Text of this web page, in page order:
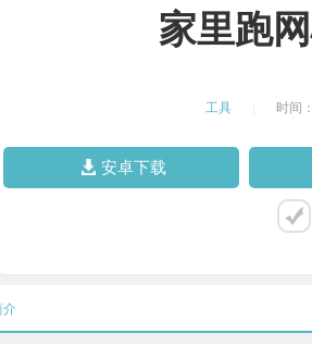
家里跑
工具 时间
安卓下载
介